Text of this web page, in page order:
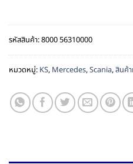
รหัสสินค้า:8000 56310000
หมวดหมู่: KS, Mercedes,Scania,สินค้